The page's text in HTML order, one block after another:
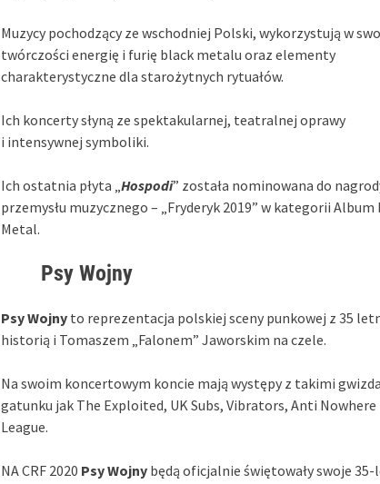
Muzycy pochodzący ze wschodniej Polski, wykorzystują w
twórczości energię i furię black metalu oraz elementy
charakterystyczne dla starożytnych rytuałów.
Ich koncerty słyną ze spektakularnej, teatralnej oprawy
i intensywnej symboliki.
Ich ostatnia płyta „Hospodi” została nominowana do
przemysłu muzycznego – „Fryderyk 2019” w kategorii Album
Metal.
Psy Wojny
Psy Wojny to reprezentacja polskiej sceny punkowej z 35
historią i Tomaszem „Falonem” Jaworskim na czele.
Na swoim koncertowym koncie mają występy z takimi
gatunku jak The Exploited, UK Subs, Vibrators, Anti Nowhere
League.
NA CRF 2020 Psy Wojny będą oficjalnie świętowały swoje 35-